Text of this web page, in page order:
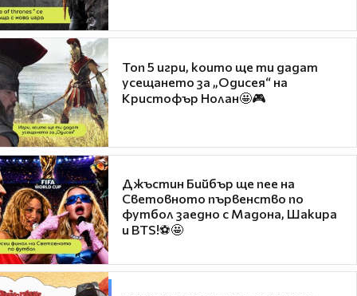
Топ 5 игри, които ще ти дадат
усещането за „Одисея“ на
Кристофър Нолан🤩🎮
Джъстин Бийбър ще пее на
Световното първенство по
футбол заедно с Мадона, Шакира
и BTS!⚽🤩